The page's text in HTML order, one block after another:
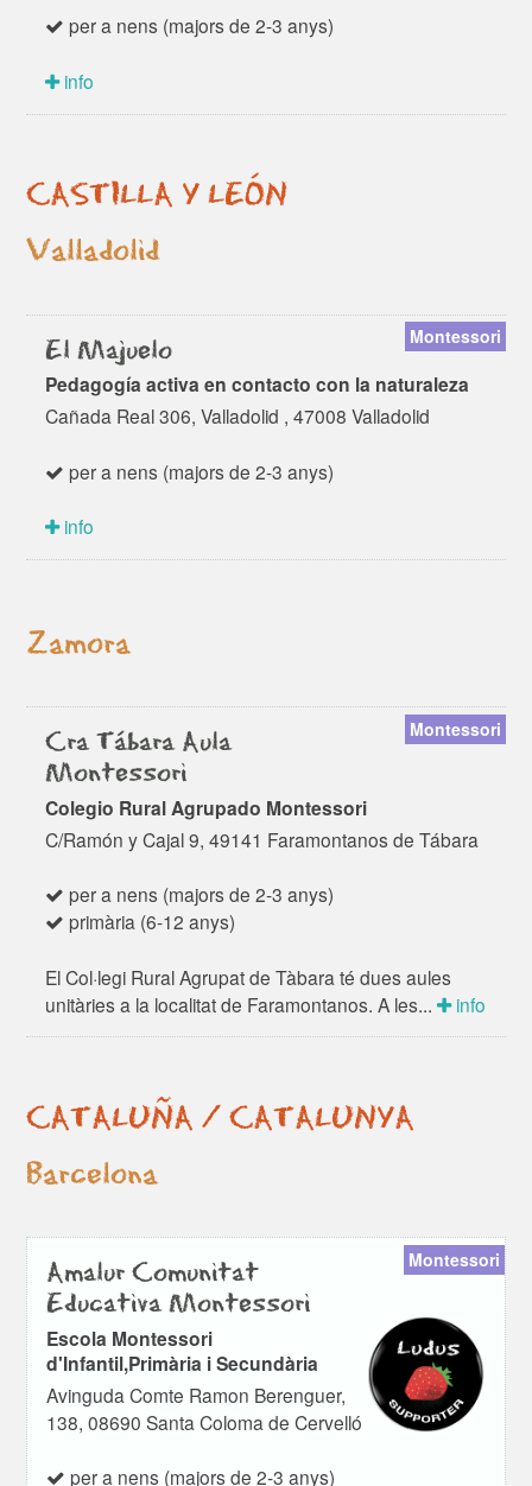
per a nens (majors de 2-3 anys)
info
CASTILLA Y LEÓN
Valladolid
El Majuelo Montessori
Pedagogía activa en contacto con la naturaleza
Cañada Real 306, Valladolid , 47008 Valladolid
per a nens (majors de 2-3 anys)
info
Zamora
Cra Tábara Aula
Montessori
Montessori
Colegio Rural Agrupado Montessori
C/Ramón y Cajal 9, 49141 Faramontanos de Tábara
per a nens (majors de 2-3 anys)
primària (6-12 anys)
El Col·legi Rural Agrupat de Tàbara té dues aules
unitàries a la localitat de Faramontanos. A les...
info
CATALUÑA / CATALUNYA
Barcelona
Amalur Comunitat
Educativa Montessori
Montessori
Escola Montessori
d'Infantil,Primària i Secundària
Avinguda Comte Ramon Berenguer,
138, 08690 Santa Coloma de Cervelló
per a nens (majors de 2-3 anys)